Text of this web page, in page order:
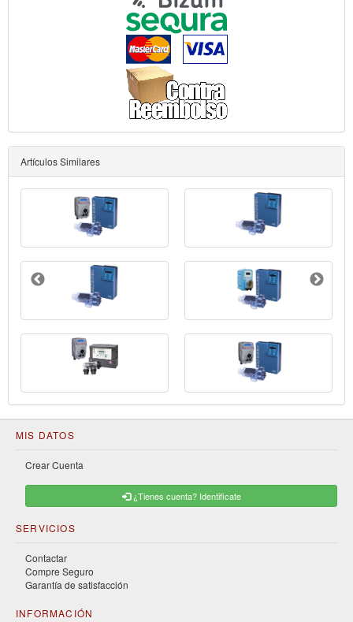
Artículos Similares
MIS DATOS
Crear Cuenta
¿Tienes cuenta? Identificate
SERVICIOS
Contactar
Compre Seguro
Garantía de satisfacción
INFORMACIÓN